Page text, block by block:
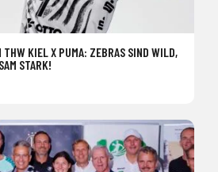
THW KIEL X PUMA: ZEBRAS SIND WILD,
STARK!